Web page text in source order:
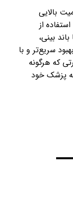
بالایی
از
بینی،
سریع‌تر و با
که هرگونه
پزشک خود